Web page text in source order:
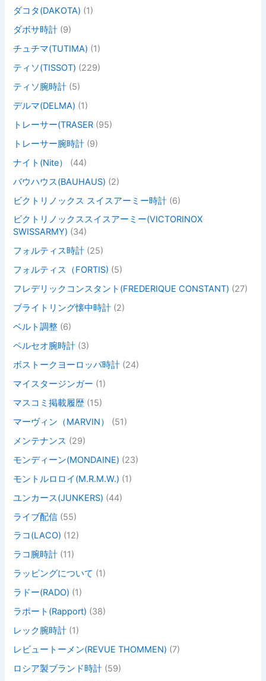
ダコタ(DAKOTA) (1)
ダボサ時計 (9)
チュチマ(TUTIMA) (1)
ティソ(TISSOT) (229)
ティソ腕時計 (5)
デルマ(DELMA) (1)
トレーサー(TRASER (95)
トレーサー腕時計 (9)
ナイト(Nite）
(44)
バウハウス(BAUHAUS) (2)
ビクトリノックス スイスアーミー時計 (6)
ビクトリノックススイスアーミー(VICTORINOX
SWISSARMY) (34)
フォルティス時計 (25)
フォルティス（FORTIS) (5)
フレデリックコンスタント(FREDERIQUE CONSTANT) (27)
ブライトリング懐中時計 (2)
ベルト調整 (6)
ペルセオ腕時計 (3)
ボストークヨーロッパ時計 (24)
マイスタージンガー (1)
マスコミ掲載履歴 (15)
マーヴィン（MARVIN）
(51)
メンテナンス (29)
モンディーン(MONDAINE) (23)
モントルロロイ(M.R.M.W.) (1)
ユンカース(JUNKERS) (44)
ライブ配信 (55)
ラコ(LACO) (12)
ラコ腕時計 (11)
ラッピングについて (1)
ラドー(RADO) (1)
ラポート(Rapport) (38)
レック腕時計 (1)
レビュートーメン(REVUE THOMMEN) (7)
ロシア製ブランド時計 (59)